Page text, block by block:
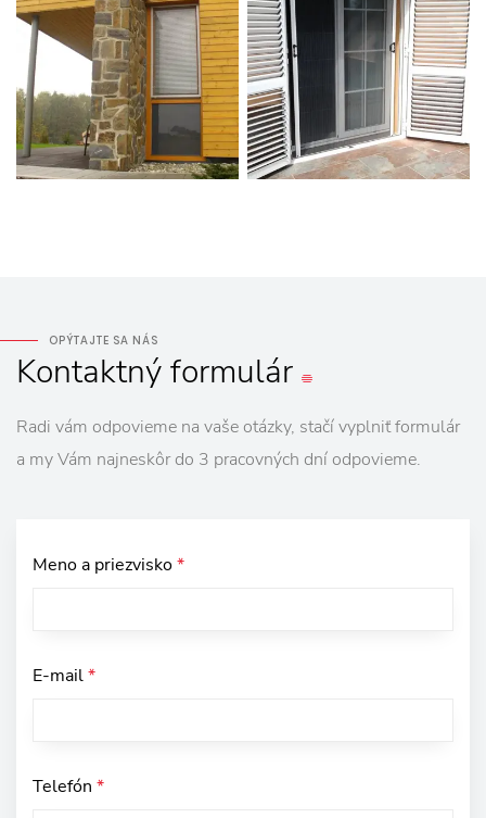
OPÝTAJTE SA NÁS
Kontaktnýformulár
Radi vám odpovieme na vaše otázky, stačí vyplniť formulár
a my Vám najneskôr do 3 pracovných dní odpovieme.
Meno a priezvisko*
E-mail*
Telefón *